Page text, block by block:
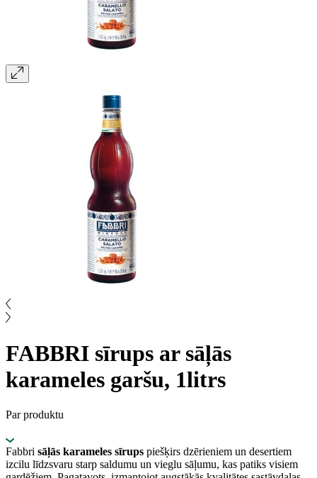
FABBRI sīrups ar sāļās
karameles garšu, 1litrs
Par produktu
Fabbri sāļās karameles sīrups piešķirs dzērieniem un desertiem
izcilu līdzsvaru starp saldumu un vieglu sāļumu, kas patiks visiem